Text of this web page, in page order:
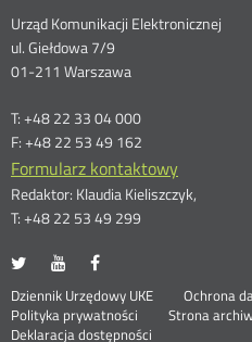
Dane
kontaktowe
Urząd Komunikacji Elektronicznej
ul. Giełdowa 7/9
01-211 Warszawa
T: +48 22 33 04 000
F: +48 22 53 49 162
Formularz kontaktowy
Redaktor: Klaudia Kieliszczyk,
T: +48 22 53 49 299
UKE
portalu
Twitter
Otwórz
nowym
oknie
UKE
portalu
Youtube
Otwórz
nowym
oknie
portalu
Facebook
nowym
oknie
Stopka
Dziennik Urzędowy UKE Otwórz
Ochrona
Polityka prywatności
Otwórz
w
Strona
Deklaracja dostępności